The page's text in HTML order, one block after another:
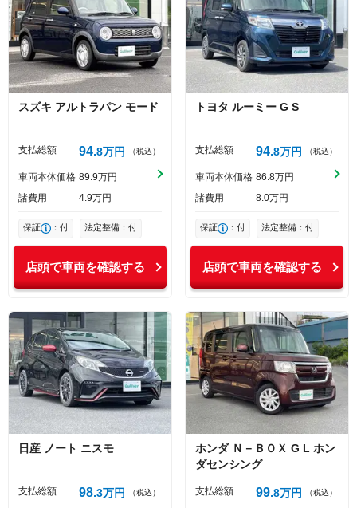
スズキ アルトラパン モード
支払総額 94 8万円 （税込）
車両本体価格 89 9万円
諸費用
4 9万円
保証 ：付 法定整備：付
店頭で車両を確認する
トヨタ ルーミー G S
支払総額 94 8万円 （税込）
車両本体価格 86 8万円
諸費用
8 0万円
保証 ：付 法定整備：付
店頭で車両を確認する
日産 ノート ニスモ
支払総額 98 3万円 （税込）
ホンダ Ｎ－ＢＯＸ G L ホン
ダセンシング
支払総額 99 8万円 （税込）